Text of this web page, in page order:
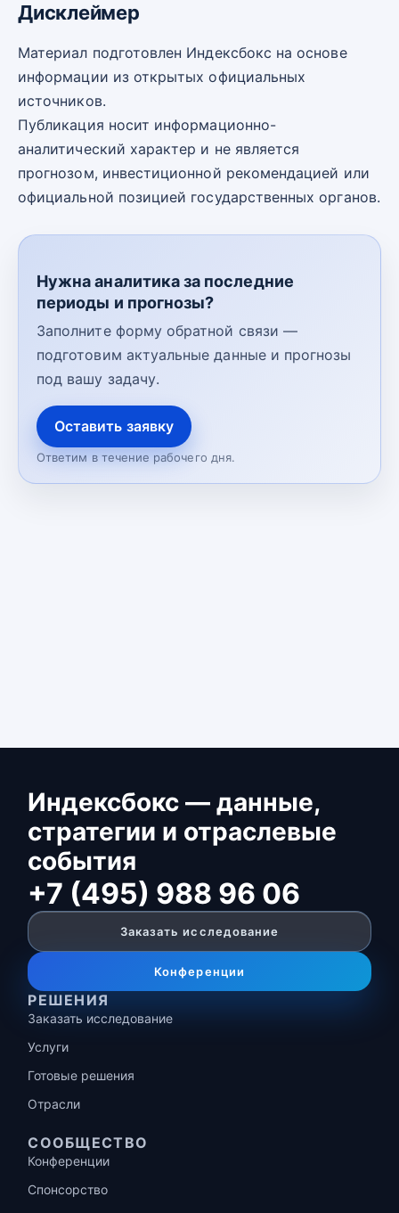
Дисклеймер
Материал подготовлен Индексбокс на основе
информации из открытых официальных
источников.
Публикация носит информационно-
аналитический характер и не является
прогнозом, инвестиционной рекомендацией или
официальной позицией государственных органов.
Нужна аналитика за последние
периоды и прогнозы?
Заполните форму обратной связи —
подготовим актуальные данные и прогнозы
под вашу задачу.
Оставить заявку
Ответим в течение рабочего дня.
Индексбокс — данные,
стратегии и отраслевые
события
+7 (495) 988 96 06
Заказать исследование
Конференции
РЕШЕНИЯ
Заказать исследование
Услуги
Готовые решения
Отрасли
СООБЩЕСТВО
Конференции
Спонсорство